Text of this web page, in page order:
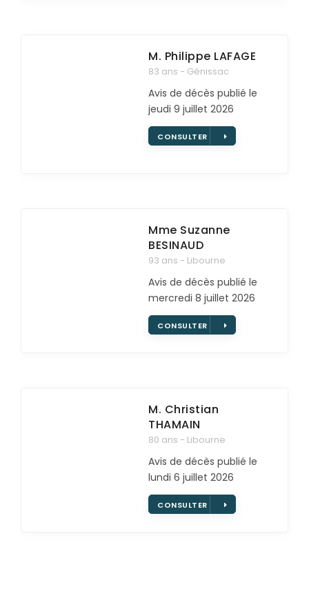
M. Philippe LAFAGE
83 ans - Génissac
Avis de décès publié le
jeudi 9 juillet 2026
CONSULTER
Mme Suzanne
BESINAUD
93 ans - Libourne
Avis de décès publié le
mercredi 8 juillet 2026
CONSULTER
M. Christian
THAMAIN
80 ans - Libourne
Avis de décès publié le
lundi 6 juillet 2026
CONSULTER